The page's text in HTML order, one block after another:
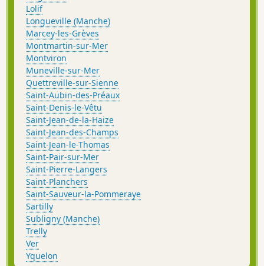
Lolif
Longueville (Manche)
Marcey-les-Grèves
Montmartin-sur-Mer
Montviron
Muneville-sur-Mer
Quettreville-sur-Sienne
Saint-Aubin-des-Préaux
Saint-Denis-le-Vêtu
Saint-Jean-de-la-Haize
Saint-Jean-des-Champs
Saint-Jean-le-Thomas
Saint-Pair-sur-Mer
Saint-Pierre-Langers
Saint-Planchers
Saint-Sauveur-la-Pommeraye
Sartilly
Subligny (Manche)
Trelly
Ver
Yquelon